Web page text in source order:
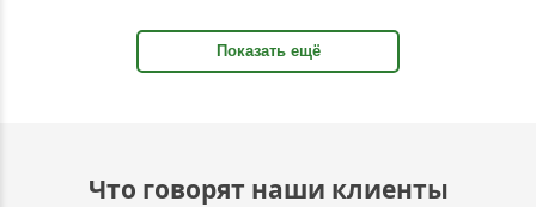
Показать ещё
Что говорят наши клиенты